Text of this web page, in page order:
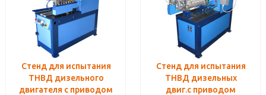
Стенд для испытания
ТНВД дизельного
двигателя с приводом
Стенд для испытания
ТНВД дизельных
двиг.с приводом